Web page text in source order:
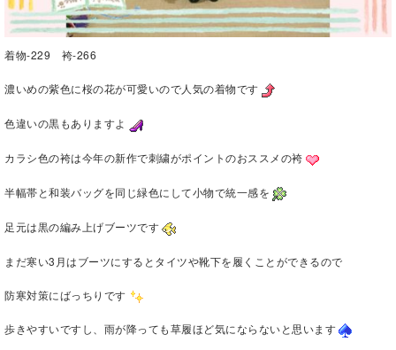
着物-229 袴-266
濃いめの紫色に桜の花が可愛いので人気の着物です
色違いの黒もありますよ
カラシ色の袴は今年の新作で刺繍がポイントのおススメの袴
半幅帯と和装バッグを同じ緑色にして小物で統一感を
足元は黒の編み上げブーツです
まだ寒い3月はブーツにするとタイツや靴下を履くことができるので
防寒対策にばっちりです
歩きやすいですし、雨が降っても草履ほど気にならないと思います